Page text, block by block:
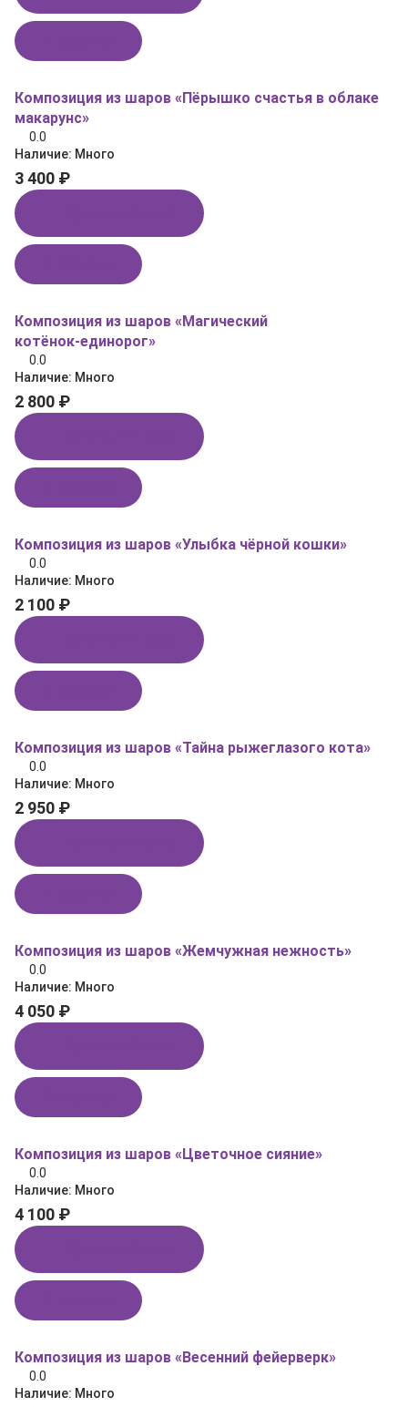
Композиция из шаров «Пёрышко счастья в облаке
макарунс»
0.0
Наличие: Много
3 400 ₽
Композиция из шаров «Магический
котёнок‑единорог»
0.0
Наличие: Много
2 800 ₽
Композиция из шаров «Улыбка чёрной кошки»
0.0
Наличие: Много
2 100 ₽
Композиция из шаров «Тайна рыжеглазого кота»
0.0
Наличие: Много
2 950 ₽
Композиция из шаров «Жемчужная нежность»
0.0
Наличие: Много
4 050 ₽
Композиция из шаров «Цветочное сияние»
0.0
Наличие: Много
4 100 ₽
Композиция из шаров «Весенний фейерверк»
0.0
Наличие: Много